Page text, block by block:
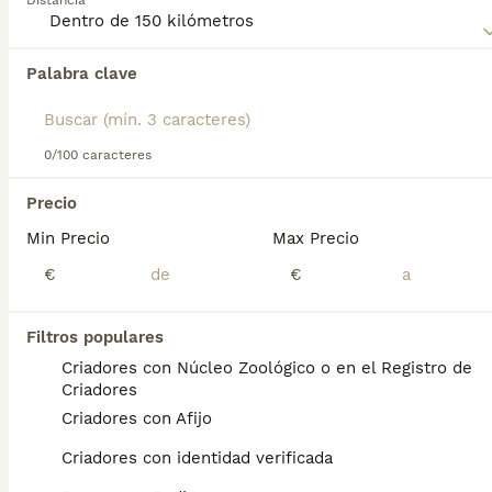
Palabra clave
0/100 caracteres
Precio
Min Precio
€
Max Precio
€
Filtros populares
Criadores con Núcleo Zoológico o en el Registro de
Criadores
Criadores con Afijo
Criadores con identidad verificada
inteligencia.
para obtener información sobre esta raza de perro.
Encontramos 0 Papillon Perros para monta
Si deseas exactamente esta búsqueda guarda tu
búsqueda y espera el resultado perfecto:
Preguntas frecuentes
¿Cuánto cuestan los
cachorros de papillon?
El coste de adquisición de esta raza puede
variar según factores como el pedigrí, la
reputación del criador y la ubicación